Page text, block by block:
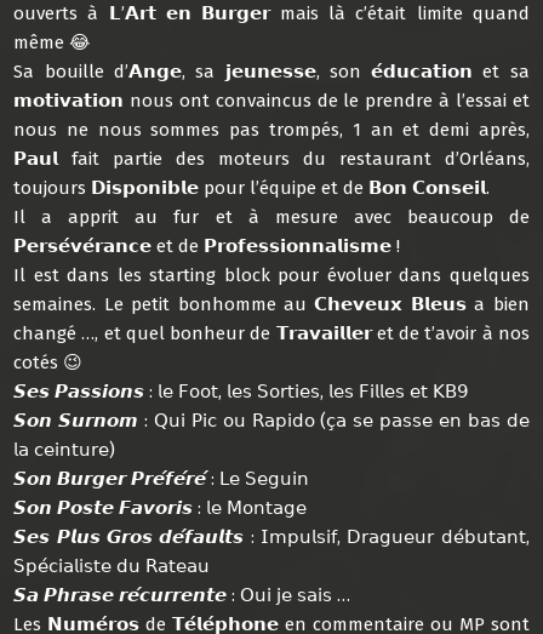
ouverts à 𝗟’𝗔𝗿𝘁 𝗲𝗻 𝗕𝘂𝗿𝗴𝗲𝗿 mais là c’était limite quand
même 😂
Sa bouille d’𝗔𝗻𝗴𝗲, sa 𝗷𝗲𝘂𝗻𝗲𝘀𝘀𝗲, son 𝗲́𝗱𝘂𝗰𝗮𝘁𝗶𝗼𝗻 et sa
𝗺𝗼𝘁𝗶𝘃𝗮𝘁𝗶𝗼𝗻 nous ont convaincus de le prendre à l’essai et
nous ne nous sommes pas trompés, 1 an et demi après,
𝗣𝗮𝘂𝗹 fait partie des moteurs du restaurant d’Orléans,
toujours 𝗗𝗶𝘀𝗽𝗼𝗻𝗶𝗯𝗹𝗲 pour l’équipe et de 𝗕𝗼𝗻 𝗖𝗼𝗻𝘀𝗲𝗶𝗹.
Il a apprit au fur et à mesure avec beaucoup de
𝗣𝗲𝗿𝘀𝗲́𝘃𝗲́𝗿𝗮𝗻𝗰𝗲 et de 𝗣𝗿𝗼𝗳𝗲𝘀𝘀𝗶𝗼𝗻𝗻𝗮𝗹𝗶𝘀𝗺𝗲 !
Il est dans les starting block pour évoluer dans quelques
semaines. Le petit bonhomme au 𝗖𝗵𝗲𝘃𝗲𝘂𝘅 𝗕𝗹𝗲𝘂𝘀 a bien
changé …, et quel bonheur de 𝗧𝗿𝗮𝘃𝗮𝗶𝗹𝗹𝗲𝗿 et de t’avoir à nos
cotés 😉
𝙎𝙚𝙨 𝙋𝙖𝙨𝙨𝙞𝙤𝙣𝙨 : 𝗅𝖾 𝖥𝗈𝗈𝗍, 𝗅𝖾𝗌 𝖲𝗈𝗋𝗍𝗂𝖾𝗌, 𝗅𝖾𝗌 𝖥𝗂𝗅𝗅𝖾𝗌 𝖾𝗍 𝖪𝖡𝟫
𝙎𝙤𝙣 𝙎𝙪𝙧𝙣𝙤𝙢 : 𝖰𝗎𝗂 𝖯𝗂𝖼 𝗈𝗎 𝖱𝖺𝗉𝗂𝖽𝗈 (𝖼̧𝖺 𝗌𝖾 𝗉𝖺𝗌𝗌𝖾 𝖾𝗇 𝖻𝖺𝗌 𝖽𝖾
𝗅𝖺 𝖼𝖾𝗂𝗇𝗍𝗎𝗋𝖾)
𝙎𝙤𝙣 𝘽𝙪𝙧𝙜𝙚𝙧 𝙋𝙧𝙚́𝙛𝙚́𝙧𝙚́ : 𝖫𝖾 𝖲𝖾𝗀𝗎𝗂𝗇
𝙎𝙤𝙣 𝙋𝙤𝙨𝙩𝙚 𝙁𝙖𝙫𝙤𝙧𝙞𝙨 : 𝗅𝖾 𝖬𝗈𝗇𝗍𝖺𝗀𝖾
𝙎𝙚𝙨 𝙋𝙡𝙪𝙨 𝙂𝙧𝙤𝙨 𝙙𝙚́𝙛𝙖𝙪𝙡𝙩𝙨 : 𝖨𝗆𝗉𝗎𝗅𝗌𝗂𝖿, 𝖣𝗋𝖺𝗀𝗎𝖾𝗎𝗋 𝖽𝖾́𝖻𝗎𝗍𝖺𝗇𝗍,
𝖲𝗉𝖾́𝖼𝗂𝖺𝗅𝗂𝗌𝗍𝖾 𝖽𝗎 𝖱𝖺𝗍𝖾𝖺𝗎
𝙎𝙖 𝙋𝙝𝙧𝙖𝙨𝙚 𝙧𝙚́𝙘𝙪𝙧𝙧𝙚𝙣𝙩𝙚 : 𝖮𝗎𝗂 𝗃𝖾 𝗌𝖺𝗂𝗌 …
Les 𝗡𝘂𝗺𝗲́𝗿𝗼𝘀 de 𝗧𝗲́𝗹𝗲́𝗽𝗵𝗼𝗻𝗲 en commentaire ou MP sont